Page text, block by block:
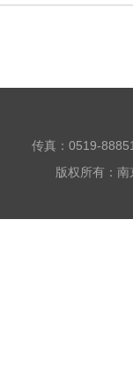
传真：0519-
版权所有：